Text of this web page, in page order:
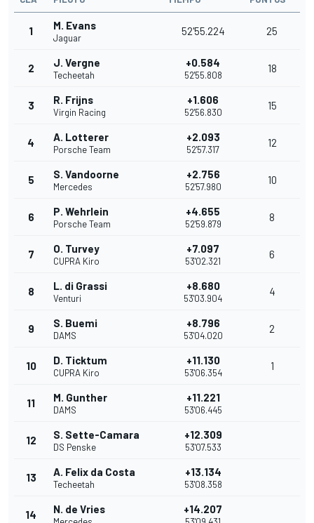
1 M. Evans
Jaguar
52'55.224 25
2 J. Vergne
Techeetah
+0.584
52'55.808
18
3 R. Frijns
Virgin Racing
+1.606
52'56.830
15
4 A. Lotterer
Porsche Team
+2.093
52'57.317
12
5 S. Vandoorne
Mercedes
+2.756
52'57.980
10
6 P. Wehrlein
Porsche Team
+4.655
52'59.879
8
7 O. Turvey
CUPRA Kiro
+7.097
53'02.321
6
8 L. di Grassi
Venturi
+8.680
53'03.904
4
9 S. Buemi
DAMS
+8.796
53'04.020
2
10 D. Ticktum
CUPRA Kiro
+11.130
53'06.354
1
11 M. Gunther
DAMS
+11.221
53'06.445
12 S. Sette-Camara
DS Penske
+12.309
53'07.533
13 A. Felix da Costa
Techeetah
+13.134
53'08.358
14 N. de Vries +14.207